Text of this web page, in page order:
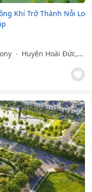
Khí Trở Thành Nỗi Lo
Huyện Hoài Đức,